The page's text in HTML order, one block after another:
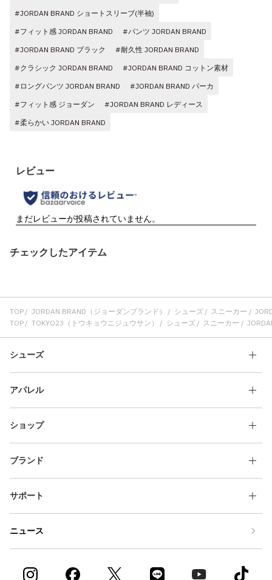
#JORDAN BRAND ショートスリーブ(半袖)
#フィット感 JORDAN BRAND
#パンツ JORDAN BRAND
#JORDAN BRAND ブラック
#耐久性 JORDAN BRAND
#クラシック JORDAN BRAND
#JORDAN BRAND コットン素材
#ロングパンツ JORDAN BRAND
#JORDAN BRAND パーカ
#フィット感 ジョーダン
#JORDAN BRAND レディース
#柔らかい JORDAN BRAND
チェックしたアイテム
TOP JORDAN BRAND（ジョーダンブランド） シューズ スニーカー
TOP
TOKYO23（トウキョウニジュウサン） シューズ スニーカー
シューズ
アパレル
ショップ
ブランド
サポート
ニュース